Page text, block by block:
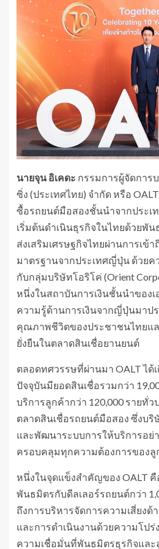
นายจุน อิเคดะ กรรมการผู้จัดการ
ซิ่ง (ประเทศไทย) จำกัด หรือ
ซื้อรถยนต์มือสองชั้นนำจากประเท
เริ่มต้นดำเนินธุรกิจในไทยด้วยพั
ส่งเสริมเศรษฐกิจไทยผ่านการเข้
มาตรฐานจากประเทศญี่ปุ่น ด้วย
กับกลุ่มบริษัทโอริโค่ (Orient
หนึ่งในสถาบันการเงินชั้นนำของเ
ความรู้ด้านการเงินจากญี่ปุ่นมาป
คุณภาพชีวิตของประชาชนไทยแล
ยั่งยืนในตลาดสินเชื่อยานยนต์
ตลอดทศวรรษที่ผ่านมา OALT ได้
ปัจจุบันมียอดสินเชื่อรวมกว่า
บริการลูกค้ากว่า 120,000 รายทั่ว
ตลาดสินเชื่อรถยนต์มือสอง ซึ่งบ
และพัฒนาระบบการให้บริการอย่า
ครอบคลุมทุกความต้องการของลู
หนึ่งในจุดแข็งสำคัญของ OALT คื
พันธมิตรกับดีลเลอร์รถยนต์กว่า
ถึงการบริหารจัดการความเสี่ยงด้
และการดำเนินงานด้วยความโปร่
ความเชื่อมั่นที่พันธมิตรธุรกิจแล